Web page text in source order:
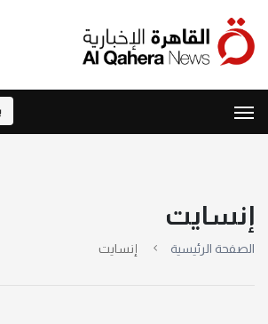
إنسايت
الصفحة الرئيسية إنسايت